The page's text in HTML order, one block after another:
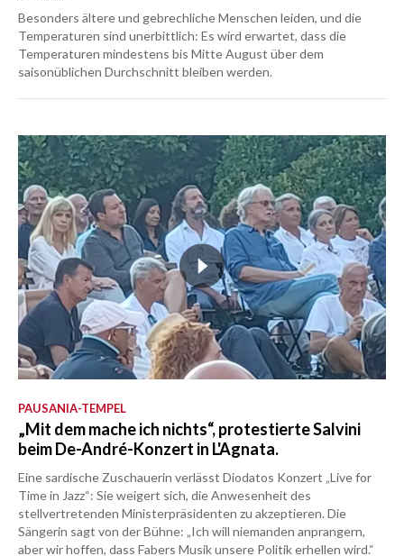
Besonders ältere und gebrechliche Menschen leiden, und die
Temperaturen sind unerbittlich: Es wird erwartet, dass die
Temperaturen mindestens bis Mitte August über dem
saisonüblichen Durchschnitt bleiben werden.
PAUSANIA-TEMPEL
„Mit dem mache ich nichts“, protestierte Salvini
beim De-André-Konzert in L'Agnata.
Eine sardische Zuschauerin verlässt Diodatos Konzert „Live for
Time in Jazz“: Sie weigert sich, die Anwesenheit des
stellvertretenden Ministerpräsidenten zu akzeptieren. Die
Sängerin sagt von der Bühne: „Ich will niemanden anprangern,
aber wir hoffen, dass Fabers Musik unsere Politik erhellen wird.“